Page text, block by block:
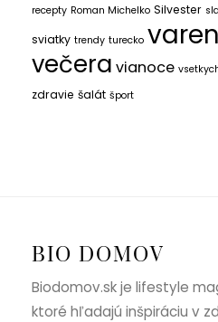
recepty Roman Michelko Silvester
sviatky trendy turecko
večera vianoce
zdravie šalát šport
BIO DOMOV
Biodomov.sk je lifestyle
ktoré hľadajú inšpiráciu v